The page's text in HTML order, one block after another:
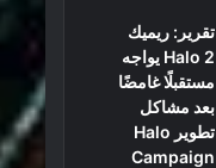
تقرير: ريميك
Halo 2 يواجه
مستقبلًا غامضًا
بعد مشاكل
تطوير Halo
Campaign